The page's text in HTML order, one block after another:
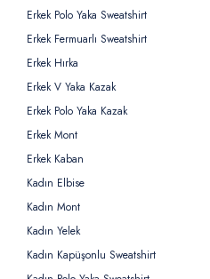
Erkek Polo Yaka Sweatshirt
Erkek Fermuarlı Sweatshirt
Erkek Hırka
Erkek V Yaka Kazak
Erkek Polo Yaka Kazak
Erkek Mont
Erkek Kaban
Kadın Elbise
Kadın Mont
Kadın Yelek
Kadın Kapüşonlu Sweatshirt